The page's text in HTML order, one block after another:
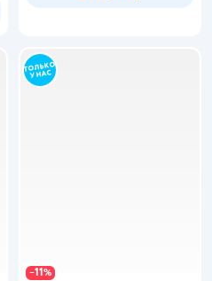
−11%